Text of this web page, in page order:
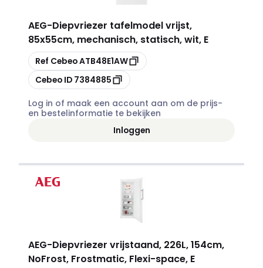
AEG-Diepvriezer tafelmodel vrijst,
85x55cm, mechanisch, statisch, wit, E
Kopiëren
Ref CebeoATB48E1AW
Kopiëren
Cebeo ID 7384885
Log in of maak een account aan om de prijs-
en bestelinformatie te bekijken
Inloggen
AEG-Diepvriezer vrijstaand, 226L, 154cm,
NoFrost, Frostmatic, Flexi-space, E